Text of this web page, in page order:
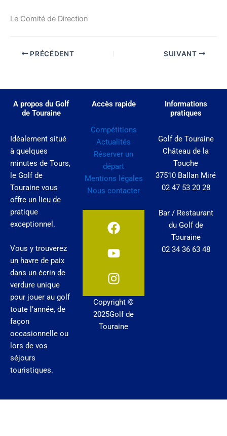
Le Comité de Direction
PRÉCÉDENT SUIVANT
A propos du Golf
de Touraine
Idéalement situé
à quelques
minutes de Tours,
le Golf de
Touraine vous
offre un lieu de
pratique
exceptionnel.
Vous y trouverez
un havre de paix
dans un écrin de
verdure unique
pour jouer au golf
toute l’année, de
façon
occasionnelle ou
lors de vos
séjours
touristiques.
Accès rapide
Compétitions
Actualités
Réserver un
départ
Mentions légales
Nous contacter
F
a
c
e
b
o
o
k
Y
o
u
t
u
b
e
I
n
s
t
a
g
r
a
m
Copyright ©
2025Golf de
Touraine
Informations
pratiques
Golf de Touraine
Château de la
Touche
37510 Ballan Miré
02 47 53 20 28
Bar / Restaurant
du Golf de
Touraine
02 34 36 63 48